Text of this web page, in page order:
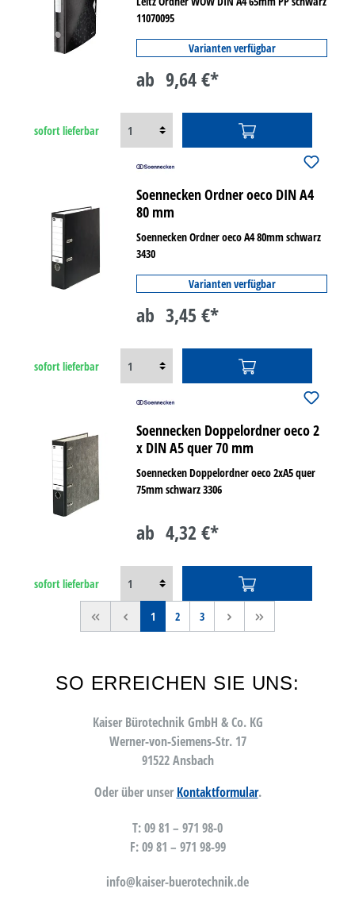
11070095
Varianten verfügbar
ab 9,64 €*
sofort lieferbar
Soennecken Ordner oeco DIN A4
80 mm
Soennecken Ordner oeco A4 80mm schwarz
3430
Varianten verfügbar
ab 3,45 €*
sofort lieferbar
Soennecken Doppelordner oeco 2
x DIN A5 quer 70 mm
Soennecken Doppelordner oeco 2xA5 quer
75mm schwarz 3306
ab 4,32 €*
sofort lieferbar
<< < 1 2 3 > >>
SO ERREICHEN SIE UNS:
Kaiser Bürotechnik GmbH & Co. KG
Werner-von-Siemens-Str. 17
91522 Ansbach
Oder über unserKontaktformular.
T: 09 81 – 971 98-0
F: 09 81 – 971 98-99
info@kaiser-buerotechnik.de